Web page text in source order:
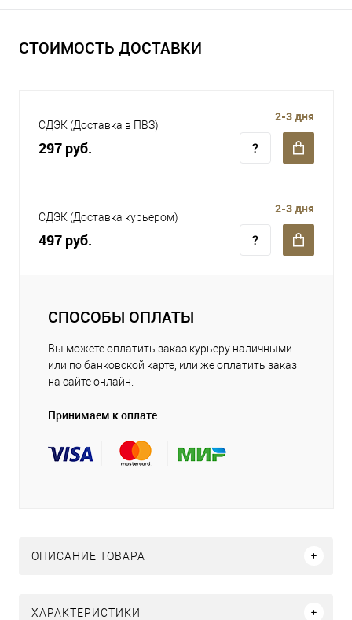
СТОИМОСТЬ ДОСТАВКИ
СДЭК (Доставка в ПВЗ)
297 руб.
2-3 дня
СДЭК (Доставка курьером)
497 руб.
2-3 дня
СПОСОБЫ ОПЛАТЫ
Вы можете оплатить заказ курьеру наличными
или по банковской карте, или же оплатить заказ
на сайте онлайн.
Принимаем к оплате
ОПИСАНИЕ ТОВАРА
ХАРАКТЕРИСТИКИ